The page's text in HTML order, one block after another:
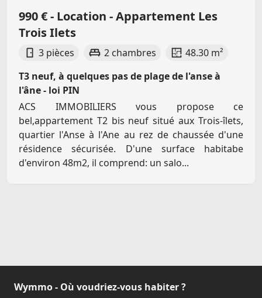
990 € - Location - Appartement Les
Trois Ilets
3 pièces 2 chambres
48.30 m²
T3 neuf, à quelques pas de plage de l'anse à
l'âne - loi PIN
ACS IMMOBILIERS vous propose ce
bel,appartement T2 bis neuf situé aux Trois-îlets,
quartier l'Anse à l'Ane au rez de chaussée d'une
résidence sécurisée. D'une surface habitabe
d'environ 48m2, il comprend: un salo...
Wymmo - Où voudriez-vous habiter ?